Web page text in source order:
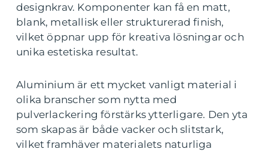
designkrav. Komponenter kan få en matt,
blank, metallisk eller strukturerad finish,
vilket öppnar upp för kreativa lösningar och
unika estetiska resultat.
Aluminium är ett mycket vanligt material i
olika branscher som nytta med
pulverlackering förstärks ytterligare. Den yta
som skapas är både vacker och slitstark,
vilket framhäver materialets naturliga